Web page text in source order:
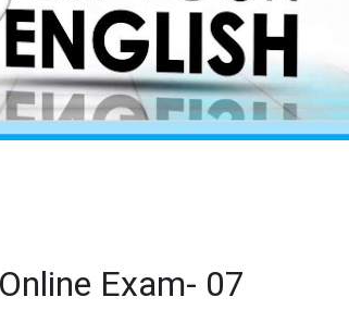
Exam- 07